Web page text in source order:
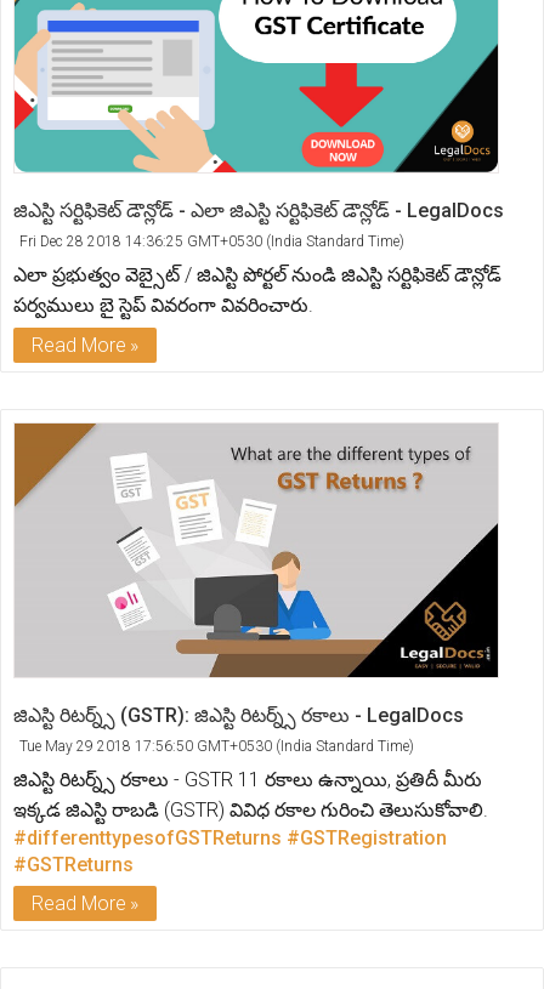
జిఎస్టి సర్టిఫికెట్ డౌన్లోడ్ - ఎలా జిఎస్టి సర్టిఫికెట్ డౌన్లోడ్ - LegalDocs
Fri Dec 28 2018 14:36:25 GMT+0530 (India Standard Time)
ఎలా ప్రభుత్వం వెబ్సైట్ / జిఎస్టి పోర్టల్ నుండి జిఎస్టి సర్టిఫికెట్ డౌన్లోడ్
పర్వములు బై స్టెప్ వివరంగా వివరించారు.
Read More
జిఎస్టి రిటర్న్స్ (GSTR): జిఎస్టి రిటర్న్స్ రకాలు - LegalDocs
Tue May 29 2018 17:56:50 GMT+0530 (India Standard Time)
జిఎస్టి రిటర్న్స్ రకాలు - GSTR 11 రకాలు ఉన్నాయి, ప్రతిదీ మీరు
ఇక్కడ జిఎస్టి రాబడి (GSTR) వివిధ రకాల గురించి తెలుసుకోవాలి.
#differenttypesofGSTReturns #GSTRegistration
#GSTReturns
Read More